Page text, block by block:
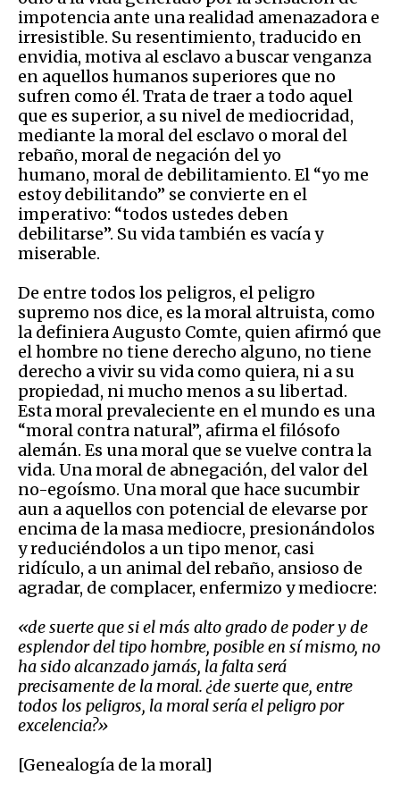
impotencia ante una realidad amenazadora e
irresistible. Su resentimiento, traducido en
envidia, motiva al esclavo a buscar venganza
en aquellos humanos superiores que no
sufren como él. Trata de traer a todo aquel
que es superior, a su nivel de mediocridad,
mediante la moral del esclavo o moral del
rebaño, moral de negación del yo
humano, moral de debilitamiento. El “yo me
estoy debilitando” se convierte en el
imperativo: “todos ustedes deben
debilitarse”. Su vida también es vacía y
miserable.
De entre todos los peligros, el peligro
supremo nos dice, es la moral altruista, como
la definiera Augusto Comte, quien afirmó que
el hombre no tiene derecho alguno, no tiene
derecho a vivir su vida como quiera, ni a su
propiedad, ni mucho menos a su libertad.
Esta moral prevaleciente en el mundo es una
“moral contra natural”, afirma el filósofo
alemán. Es una moral que se vuelve contra la
vida. Una moral de abnegación, del valor del
no-egoísmo. Una moral que hace sucumbir
aun a aquellos con potencial de elevarse por
encima de la masa mediocre, presionándolos
y reduciéndolos a un tipo menor, casi
ridículo, a un animal del rebaño, ansioso de
agradar, de complacer, enfermizo y mediocre:
«de suerte que si el más alto grado de poder y de
esplendor del tipo hombre, posible en sí mismo, no
ha sido alcanzado jamás, la falta será
precisamente de la moral. ¿de suerte que, entre
todos los peligros, la moral sería el peligro por
excelencia?»
[Genealogía de la moral]